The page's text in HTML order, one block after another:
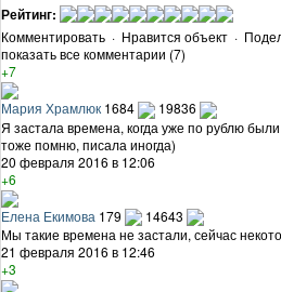
Рейтинг:
Комментировать · Нравится объект ·
показать все комментарии (7)
+7
Мария Храмлюк 1684
19836
Я застала времена, когда уже по рублю
тоже помню, писала иногда)
20 февраля 2016 в 12:06
+6
Елена Екимова 179
14643
Мы такие времена не застали, сейчас
21 февраля 2016 в 12:46
+3